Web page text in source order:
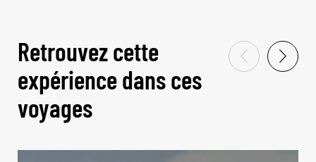
Retrouvez cette
expérience dans ces
voyages